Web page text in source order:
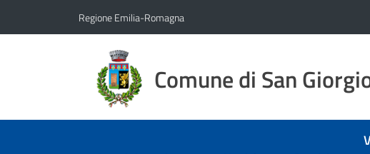
Regione Emilia-Romagna
Comune di San